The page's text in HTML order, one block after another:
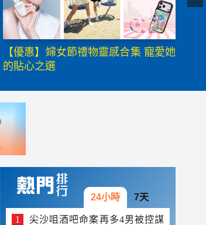
【優惠】婦女節禮物靈感合集 寵愛她
的貼心之選
24小時 7天
尖沙咀酒吧命案再多4男被控謀